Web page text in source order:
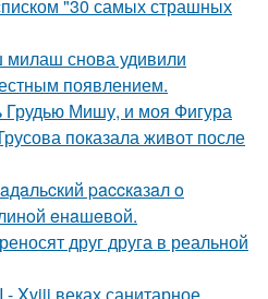
"30 самых страшных
снова удивили
появлением.
Мишу, и моя Фигура
показала живот после
paccкaзaл o
eнaшeвoй.
друг друга в реальной
Xviii веках санитарное